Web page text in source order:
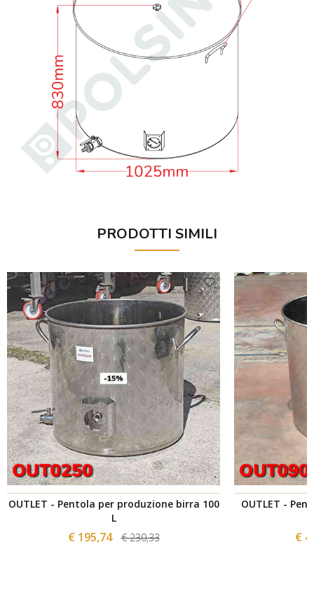
PRODOTTI SIMILI
OUTLET - Pentola per produzione birra 100
L
€ 195,74 € 230,33
OUTLET -
€